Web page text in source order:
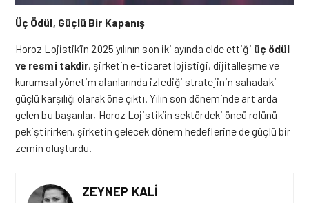
Üç Ödül, Güçlü Bir Kapanış
Horoz Lojistik’in 2025 yılının son iki ayında elde ettiği üç ödül
ve resmi takdir, şirketin e-ticaret lojistiği, dijitalleşme ve
kurumsal yönetim alanlarında izlediği stratejinin sahadaki
güçlü karşılığı olarak öne çıktı. Yılın son döneminde art arda
gelen bu başarılar, Horoz Lojistik’in sektördeki öncü rolünü
pekiştirirken, şirketin gelecek dönem hedeflerine de güçlü bir
zemin oluşturdu.
ZEYNEP KALI